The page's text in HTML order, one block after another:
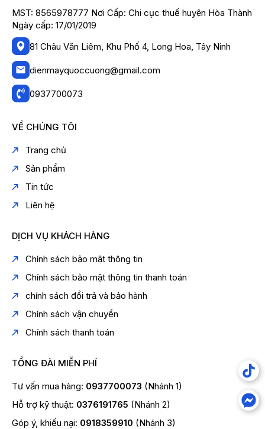
MST: 8565978777 Nơi Cấp: Chi cục thuế huyện Hòa Thành
Ngày cấp: 17/01/2019
81 Châu Văn Liêm, Khu Phố 4, Long Hoa, Tây Ninh
dienmayquoccuong@gmail.com
0937700073
VỀ CHÚNG TÔI
Trang chủ
Sản phẩm
Tin tức
Liên hệ
DỊCH VỤ KHÁCH HÀNG
Chính sách bảo mật thông tin
Chính sách bảo mật thông tin thanh toán
chính sách đổi trả và bảo hành
Chính sách vận chuyển
Chính sách thanh toán
TỔNG ĐÀI MIỄN PHÍ
Tư vấn mua hàng: 0937700073 (Nhánh 1)
Hỗ trợ kỹ thuật: 0376191765 (Nhánh 2)
Góp ý, khiếu nại: 0918359910 (Nhánh 3)